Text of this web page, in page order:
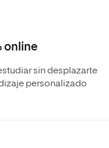
online
sin desplazarte
personalizado